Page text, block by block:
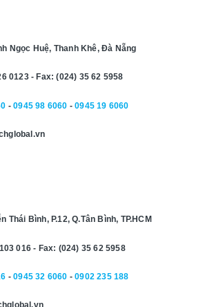
Ngọc Huệ, Thanh Khê, Đà Nẵng
0123 - Fax: (024) 35 62 5958
-0945 98 6060 -0945 19 6060
Thái Bình, P.12, Q.Tân Bình, TP.HCM
016 - Fax: (024) 35 62 5958
-0945 32 6060 -0902 235 188